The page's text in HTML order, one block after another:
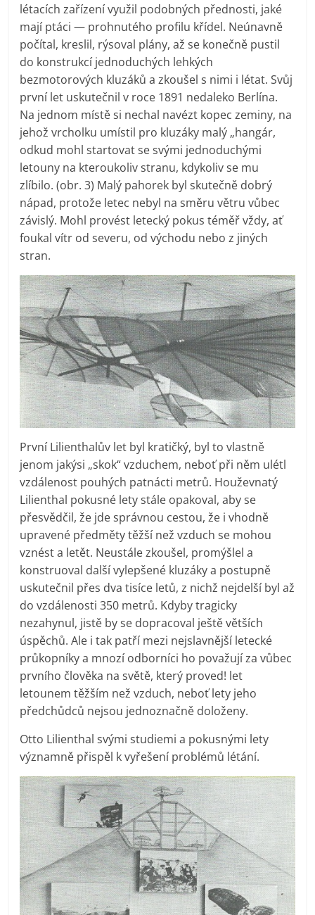
létacích zařízení využil podobných přednosti, jaké
mají ptáci — prohnutého profilu křídel. Neúnavně
počítal, kreslil, rýsoval plány, až se konečně pustil
do konstrukcí jednoduchých lehkých
bezmotorových kluzáků a zkoušel s nimi i létat. Svůj
první let uskutečnil v roce 1891 nedaleko Berlína.
Na jednom místě si nechal navézt kopec zeminy, na
jehož vrcholku umístil pro kluzáky malý „hangár,
odkud mohl startovat se svými jednoduchými
letouny na kteroukoliv stranu, kdykoliv se mu
zlíbilo. (obr. 3) Malý pahorek byl skutečně dobrý
nápad, protože letec nebyl na směru větru vůbec
závislý. Mohl provést letecký pokus téměř vždy, ať
foukal vítr od severu, od východu nebo z jiných
stran.
První Lilienthalův let byl kratičký, byl to vlastně
jenom jakýsi „skok“ vzduchem, neboť při něm ulétl
vzdálenost pouhých patnácti metrů. Houževnatý
Lilienthal pokusné lety stále opakoval, aby se
přesvědčil, že jde správnou cestou, že i vhodně
upravené předměty těžší než vzduch se mohou
vznést a letět. Neustále zkoušel, promýšlel a
konstruoval další vylepšené kluzáky a postupně
uskutečnil přes dva tisíce letů, z nichž nejdelší byl až
do vzdálenosti 350 metrů. Kdyby tragicky
nezahynul, jistě by se dopracoval ještě větších
úspěchů. Ale i tak patří mezi nejslavnější letecké
průkopníky a mnozí odborníci ho považují za vůbec
prvního člověka na světě, který proved! let
letounem těžším než vzduch, neboť lety jeho
předchůdců nejsou jednoznačně doloženy.
Otto Lilienthal svými studiemi a pokusnými lety
významně přispěl k vyřešení problémů létání.